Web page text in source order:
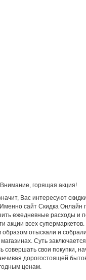
горящая акция!
Вас интересуют скидки
сайт Скидка Онлайн
ежедневные расходы и
акции всех
отыскали и
магазинах. Суть
совершать свои покупки,
дорогостоящей
ценам.